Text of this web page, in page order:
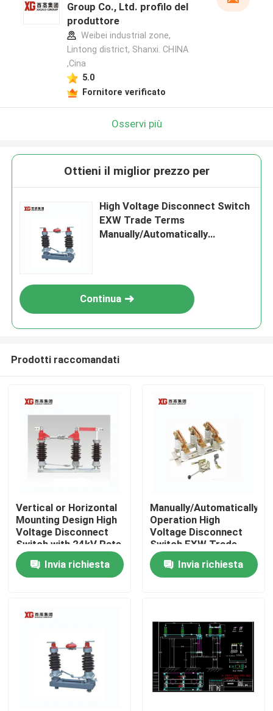
Prodotti
Group Co., Ltd. profilo del
produttore
Weibei industrial zone,
Lintong district, Shanxi. CHINA
,Cina
5.0
Fornitore verificato
Osservi più
Ottieni il miglior prezzo per
High Voltage Disconnect Switch
EXW Trade Terms
Manually/Automatically
Continua
Prodotti raccomandati
Vertical or Horizontal
Mounting Design High
Voltage Disconnect
Switch with 24kV Rate
Voltage
Invia richiesta
Manually/Automatically
Operation High
Voltage Disconnect
Switch EXW Trade
Terms Product
Invia richiesta